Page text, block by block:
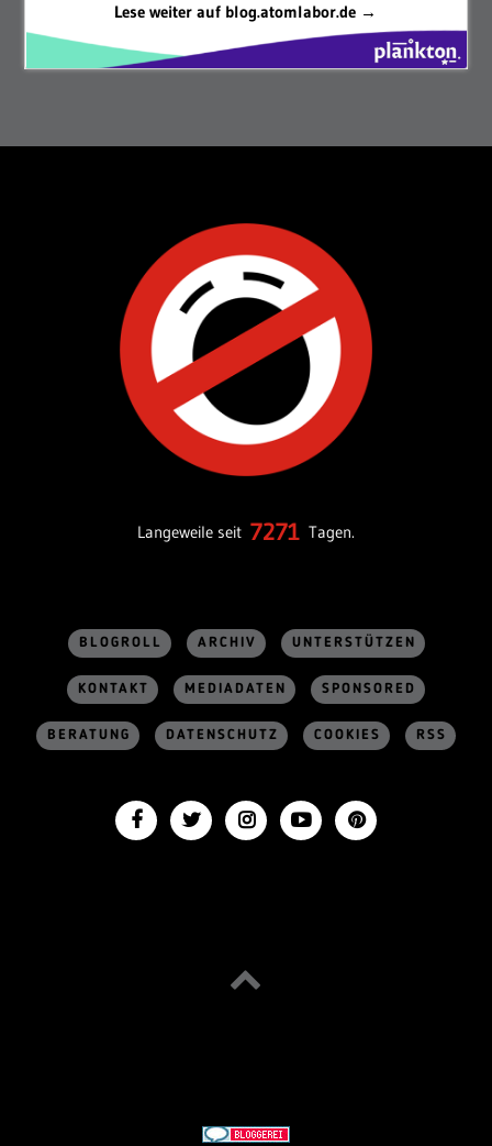
Lese weiter auf blog.atomlabor.de →
Langeweile seit 7271 Tagen.
BLOGROLL ARCHIV UNTERSTÜTZEN
KONTAKT MEDIADATEN SPONSORED
BERATUNG DATENSCHUTZ COOKIES RSS